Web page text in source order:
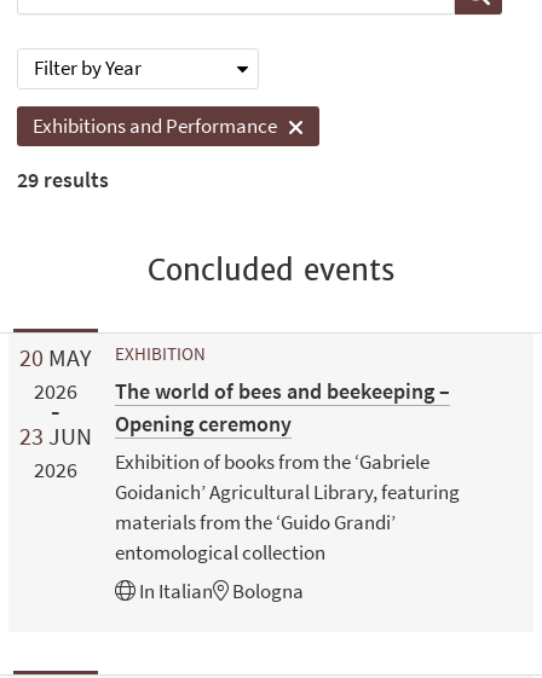
Filter by Year
Exhibitions and Performance
29 results
Concluded events
20 MAY
2026
23 JUN
2026
EXHIBITION
The world of bees and beekeeping –
Opening ceremony
Exhibition of books from the ‘Gabriele
Goidanich’ Agricultural Library, featuring
materials from the ‘Guido Grandi’
entomological collection
In Italian Bologna